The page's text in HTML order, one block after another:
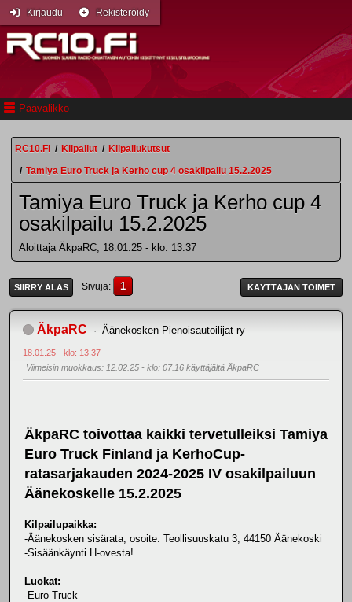
Päävalikko
Kirjaudu Rekisteröidy
RC10.FI / Kilpailut / Kilpailukutsut
/ Tamiya Euro Truck ja Kerho cup 4 osakilpailu 15.2.2025
Tamiya Euro Truck ja Kerho cup 4
osakilpailu 15.2.2025
Aloittaja ÄkpaRC, 18.01.25 - klo: 13.37
SIIRRY ALAS Sivuja 1 KÄYTTÄJÄN TOIMET
ÄkpaRC Äänekosken Pienoisautoilijat ry
18.01.25 - klo: 13.37
Viimeisin muokkaus: 12.02.25 - klo: 07.16 käyttäjältä ÄkpaRC
ÄkpaRC toivottaa kaikki tervetulleiksi Tamiya
Euro Truck Finland ja KerhoCup-
ratasarjakauden 2024-2025 IV osakilpailuun
Äänekoskelle 15.2.2025
Kilpailupaikka:
-Äänekosken sisärata, osoite: Teollisuuskatu 3, 44150 Äänekoski
-Sisäänkäynti H-ovesta!
Luokat:
-Euro Truck